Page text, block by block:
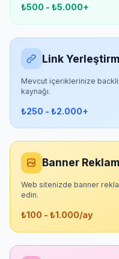
₺500 - ₺5.000+
Link
Mevcut içeriklerinize
kaynağı.
₺250 - ₺2.000+
Banner Reklam
Web sitenizde banner
edin.
₺100 - ₺1.000/ay